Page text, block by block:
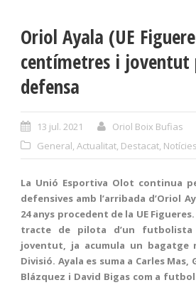
Oriol Ayala (UE
centímetres i joventut
defensa
13 jul. 2021
Oriol Boix Bufias
General, Actualitat, Destacat, Notícies
La Unió Esportiva Olot continua
defensives amb l’arribada d’Oriol
24 anys procedent de la UE
tracte de pilota d’un
joventut, ja acumula un bagatge
Divisió. Ayala es suma a Carles
Blázquez i David Bigas com a